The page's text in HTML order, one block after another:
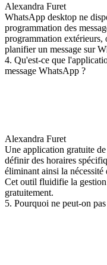
Alexandra Furet
WhatsApp desktop ne
programmation des
programmation extérieurs,
planifier un message sur
4. Qu'est-ce que
message WhatsApp ?
Alexandra Furet
Une application gratuite
définir des horaires
éliminant ainsi la
Cet outil fluidifie la gestion
gratuitement.
5. Pourquoi ne peut-on